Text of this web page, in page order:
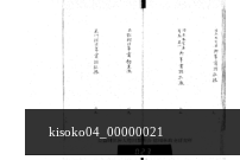
kisoko04_00000021